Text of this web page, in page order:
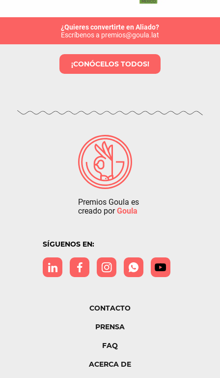
¿Quieres convertirte en Aliado?
Escríbenos a premios@goula.lat
¡CONÓCELOS TODOS!
Premios Goula es
creado porGoula
SÍGUENOS EN:
CONTACTO
PRENSA
FAQ
ACERCA DE